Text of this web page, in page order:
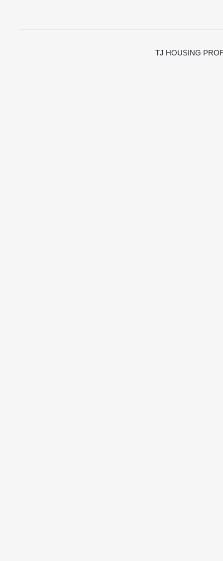
TJ HOUSING